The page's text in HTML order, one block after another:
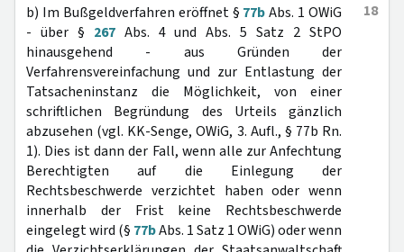
18
b) Im Bußgeldverfahren eröffnet § 77bAbs. 1 OWiG
- über § 267Abs. 4 und Abs. 5 Satz 2 StPO
hinausgehend - aus Gründen der
Verfahrensvereinfachung und zur Entlastung der
Tatsacheninstanz die Möglichkeit, von einer
schriftlichen Begründung des Urteils gänzlich
abzusehen (vgl. KK-Senge, OWiG, 3. Aufl., § 77b Rn.
1). Dies ist dann der Fall, wenn alle zur Anfechtung
Berechtigten auf die Einlegung der
Rechtsbeschwerde verzichtet haben oder wenn
innerhalb der Frist keine Rechtsbeschwerde
eingelegt wird (§ 77bAbs. 1 Satz 1 OWiG) oder wenn